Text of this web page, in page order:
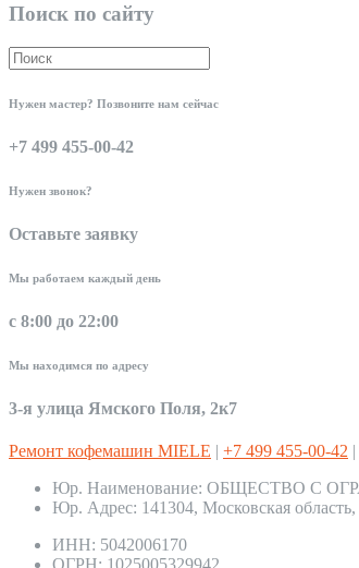
Поиск по сайту
Нужен мастер? Позвоните нам сейчас
+7 499 455-00-42
Нужен звонок?
Оставьте заявку
Мы работаем каждый день
с 8:00 до 22:00
Мы находимся по адресу
3-я улица Ямского Поля, 2к7
Ремонт кофемашин MIELE | +7 499 455-00-42 |
Юр. Наименование: ОБЩЕСТВО С
Юр. Адрес: 141304, Московская
ИНН: 5042006170
ОГРН: 1025005329942